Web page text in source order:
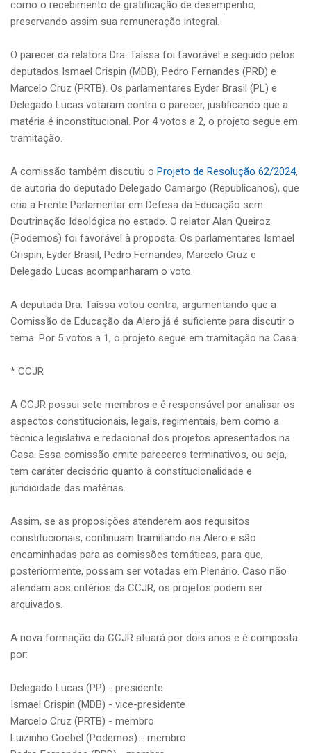
como o recebimento de gratificação de desempenho,
preservando assim sua remuneração integral.
O parecer da relatora Dra. Taíssa foi favorável e seguido pelos
deputados Ismael Crispin (MDB), Pedro Fernandes (PRD) e
Marcelo Cruz (PRTB). Os parlamentares Eyder Brasil (PL) e
Delegado Lucas votaram contra o parecer, justificando que a
matéria é inconstitucional. Por 4 votos a 2, o projeto segue em
tramitação.
A comissão também discutiu o Projeto de Resolução 62/2024,
de autoria do deputado Delegado Camargo (Republicanos), que
cria a Frente Parlamentar em Defesa da Educação sem
Doutrinação Ideológica no estado. O relator Alan Queiroz
(Podemos) foi favorável à proposta. Os parlamentares Ismael
Crispin, Eyder Brasil, Pedro Fernandes, Marcelo Cruz e
Delegado Lucas acompanharam o voto.
A deputada Dra. Taíssa votou contra, argumentando que a
Comissão de Educação da Alero já é suficiente para discutir o
tema. Por 5 votos a 1, o projeto segue em tramitação na Casa.
* CCJR
A CCJR possui sete membros e é responsável por analisar os
aspectos constitucionais, legais, regimentais, bem como a
técnica legislativa e redacional dos projetos apresentados na
Casa. Essa comissão emite pareceres terminativos, ou seja,
tem caráter decisório quanto à constitucionalidade e
juridicidade das matérias.
Assim, se as proposições atenderem aos requisitos
constitucionais, continuam tramitando na Alero e são
encaminhadas para as comissões temáticas, para que,
posteriormente, possam ser votadas em Plenário. Caso não
atendam aos critérios da CCJR, os projetos podem ser
arquivados.
A nova formação da CCJR atuará por dois anos e é composta
por:
Delegado Lucas (PP) - presidente
Ismael Crispin (MDB) - vice-presidente
Marcelo Cruz (PRTB) - membro
Luizinho Goebel (Podemos) - membro